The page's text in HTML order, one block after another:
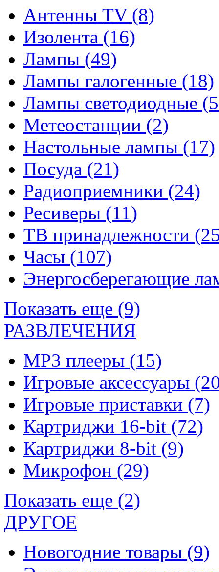
Антенны TV (8)
Изолента (16)
Лампы (49)
Лампы галогенные (18)
Лампы светодиодные
Метеостанции (2)
Настольные лампы (17)
Посуда (21)
Радиоприемники (24)
Ресиверы (11)
ТВ принадлежности
Часы (107)
Энергосберегающие
Показать еще (9)
РАЗВЛЕЧЕНИЯ
MP3 плееры (15)
Игровые аксессуары
Игровые приставки (7)
Картриджи 16-bit (72)
Картриджи 8-bit (9)
Микрофон (29)
Показать еще (2)
ДРУГОЕ
Новогодние товары (9)